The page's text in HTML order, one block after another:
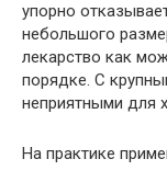
упорно
небольшого
лекарство как
порядке. С
неприятными для
На практике